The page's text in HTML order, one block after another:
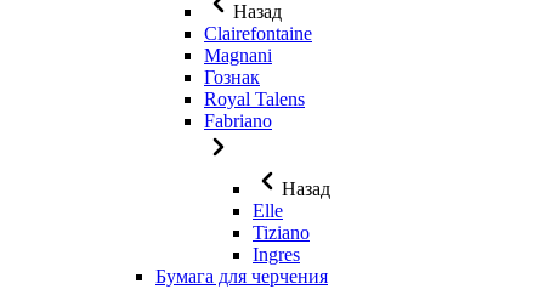
Назад
Clairefontaine
Magnani
Гознак
Royal Talens
Fabriano
Назад
Elle
Tiziano
Ingres
Бумага для черчения